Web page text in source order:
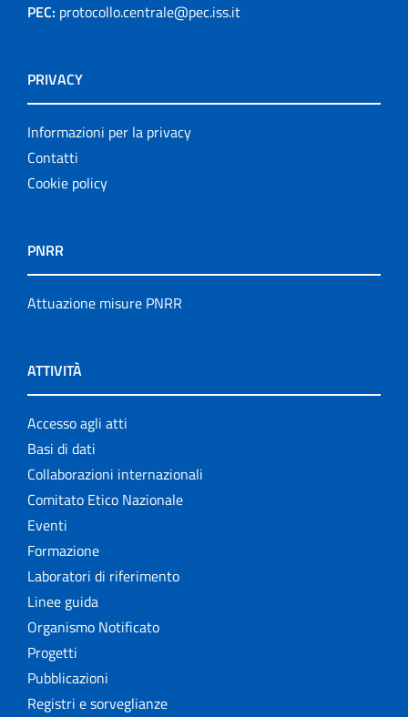
PEC: protocollo.centrale@pec.iss.it
PRIVACY
Informazioni per la privacy
Contatti
Cookie policy
PNRR
Attuazione misure PNRR
ATTIVITÀ
Accesso agli atti
Basi di dati
Collaborazioni internazionali
Comitato Etico Nazionale
Eventi
Formazione
Laboratori di riferimento
Linee guida
Organismo Notificato
Progetti
Pubblicazioni
Registri e sorveglianze